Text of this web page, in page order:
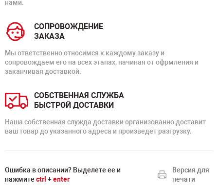
нами.
СОПРОВОЖДЕНИЕ
ЗАКАЗА
Мы ответственно относимся к каждому заказу и
сопровождаем его на всех этапах, начиная от офрмления и
заканчивая доставкой.
СОБСТВЕННАЯ СЛУЖБА
БЫСТРОЙ ДОСТАВКИ
Наша собственная служда доставки организованно доставит
ваш товар до указанного адреса и произведет разгрузку.
Ошибка в описании? Выделете ее и
нажмите ctrl +enter
Версия для
печати